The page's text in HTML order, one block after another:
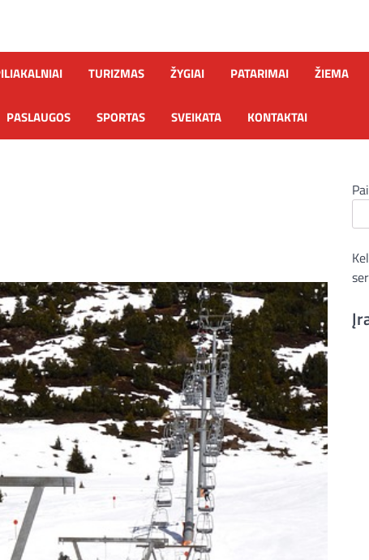
TURIZMAS ŽYGIAI PATARIMAI ŽIEMA
PASLAUGOS SPORTAS SVEIKATA KONTAKTAI